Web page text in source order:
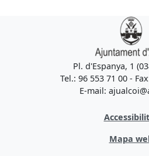
Pl. d'Espanya, 1
Tel.: 96 553 71 00 -
E-mail:
Mapa